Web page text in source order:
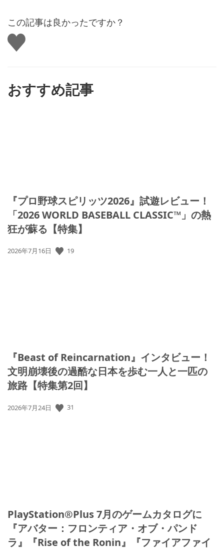
この記事は良かったですか？
い
い
おすすめ記事
『プロ野球スピリッツ2026』試遊レビュー！
「2026 WORLD BASEBALL CLASSIC™」の熱
狂が蘇る【特集】
公
2026年7月16日 19
『Beast of Reincarnation』インタビュー！
文明崩壊後の過酷な日本を歩む一人と一匹の
旅路【特集第2回】
公
2026年7月24日 31
PlayStation®Plus 7月のゲームカタログに
『アバター：フロンティア・オブ・パンド
ラ』『Rise of the Ronin』『ファイアファイ